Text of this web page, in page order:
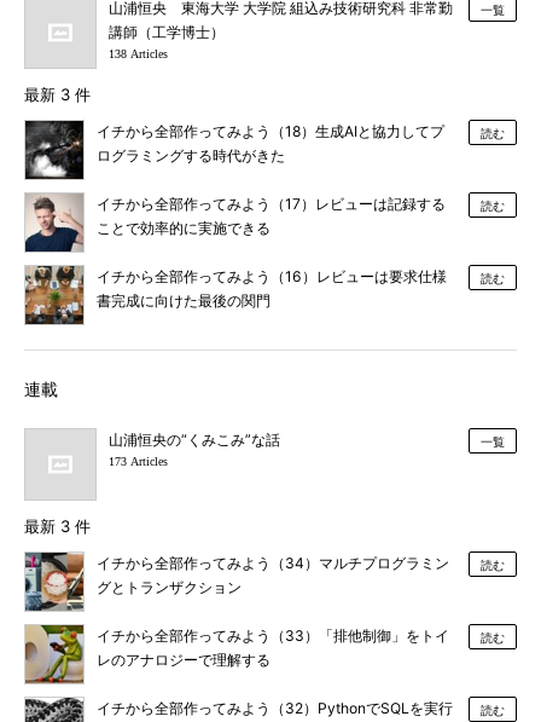
山浦恒央 東海大学 大学院 組込み技術研究科 非常勤
講師（工学博士）
138 Articles
一覧
最新 3 件
イチから全部作ってみよう（18）生成AIと協力してプ
ログラミングする時代がきた
読む
イチから全部作ってみよう（17）レビューは記録する
ことで効率的に実施できる
読む
イチから全部作ってみよう（16）レビューは要求仕様
書完成に向けた最後の関門
読む
連載
山浦恒央の“くみこみ”な話
173 Articles
一覧
最新 3 件
イチから全部作ってみよう（34）マルチプログラミン
グとトランザクション
読む
イチから全部作ってみよう（33）「排他制御」をトイ
レのアナロジーで理解する
読む
イチから全部作ってみよう（32）PythonでSQLを実行
読む